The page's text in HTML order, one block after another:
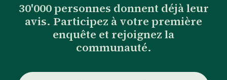
30'000 personnes donnent déjà leur
avis. Participez à votre première
enquête et rejoignez la
communauté.